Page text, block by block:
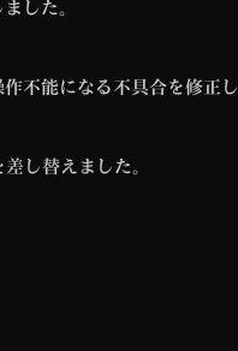
した。
不能になる不具合を修正し
し替えました。